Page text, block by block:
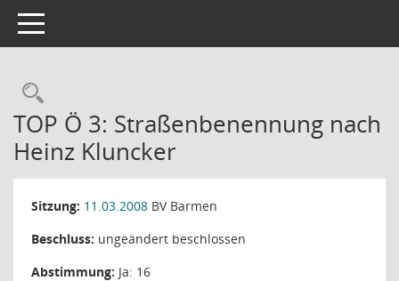
Toggle navigation
Rechercheauswahl
TOP Ö 3: Straßenbenennung nach
Heinz Kluncker
Sitzung: 11.03.2008 BV Barmen
Beschluss: ungeändert beschlossen
Abstimmung: Ja: 16